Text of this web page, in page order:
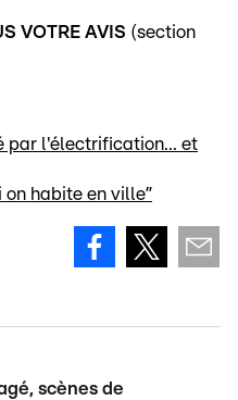
VOTRE AVIS (section
par l'électrification... et
on habite en ville”
scènes de